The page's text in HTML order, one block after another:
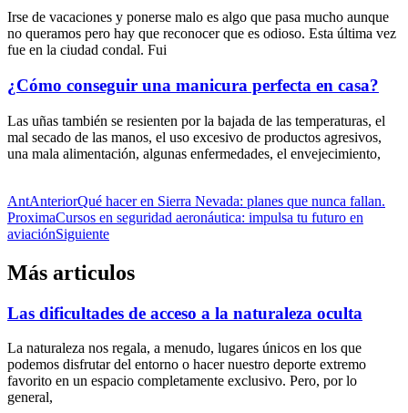
Irse de vacaciones y ponerse malo es algo que pasa mucho aunque
no queramos pero hay que reconocer que es odioso. Esta última vez
fue en la ciudad condal. Fui
¿Cómo conseguir una manicura perfecta en casa?
Las uñas también se resienten por la bajada de las temperaturas, el
mal secado de las manos, el uso excesivo de productos agresivos,
una mala alimentación, algunas enfermedades, el envejecimiento,
AntAnteriorQué hacer en Sierra Nevada: planes que nunca fallan.
ProximaCursos en seguridad aeronáutica: impulsa tu futuro en
aviaciónSiguiente
Más articulos
Las dificultades de acceso a la naturaleza oculta
La naturaleza nos regala, a menudo, lugares únicos en los que
podemos disfrutar del entorno o hacer nuestro deporte extremo
favorito en un espacio completamente exclusivo. Pero, por lo
general,